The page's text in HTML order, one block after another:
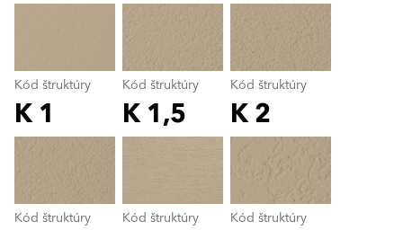
Kód štruktúry
K 1
Kód štruktúry
K 1,5
Kód štruktúry
K 2
Kód štruktúry Kód štruktúry Kód štruktúry
Kód štruktúry
color_name